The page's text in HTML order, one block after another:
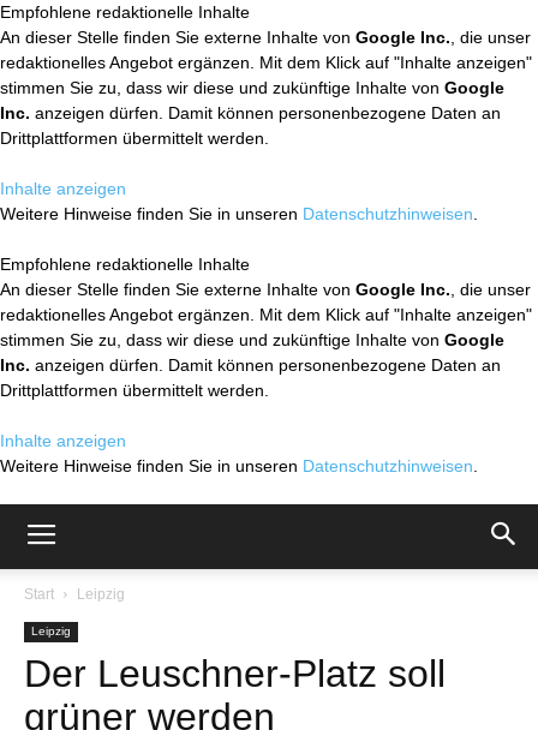
Empfohlene redaktionelle Inhalte
An dieser Stelle finden Sie externe Inhalte von Google Inc. , die unser
redaktionelles Angebot ergänzen. Mit dem Klick auf "Inhalte anzeigen"
stimmen Sie zu, dass wir diese und zukünftige Inhalte von Google
Inc. anzeigen dürfen. Damit können personenbezogene Daten an
Drittplattformen übermittelt werden.
Inhalte anzeigen
Weitere Hinweise finden Sie in unseren Datenschutzhinweisen
Empfohlene redaktionelle Inhalte
An dieser Stelle finden Sie externe Inhalte von Google Inc. , die unser
redaktionelles Angebot ergänzen. Mit dem Klick auf "Inhalte anzeigen"
stimmen Sie zu, dass wir diese und zukünftige Inhalte von Google
Inc. anzeigen dürfen. Damit können personenbezogene Daten an
Drittplattformen übermittelt werden.
Inhalte anzeigen
Weitere Hinweise finden Sie in unseren Datenschutzhinweisen
Start Leipzig
Leipzig
Der Leuschner-Platz soll
grüner werden